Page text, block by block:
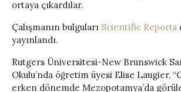
ortaya çıkardılar.
Çalışmanın bulguları Scientific Reports
yayınlandı.
Rutgers Üniversitesi-New Brunswick
Okulu’nda öğretim üyesi Elise Laugier,
erken dönemde Mezopotamya’da